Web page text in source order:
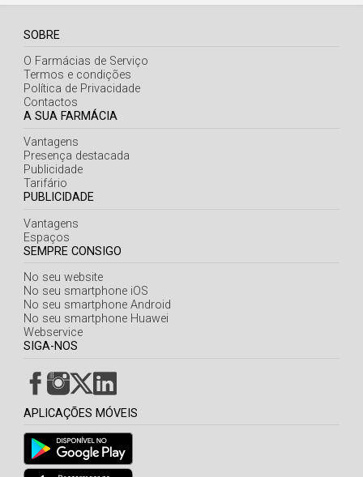
SOBRE
O Farmácias de Serviço
Termos e condições
Política de Privacidade
Contactos
A SUA FARMÁCIA
Vantagens
Presença destacada
Publicidade
Tarifário
PUBLICIDADE
Vantagens
Espaços
SEMPRE CONSIGO
No seu website
No seu smartphone iOS
No seu smartphone Android
No seu smartphone Huawei
Webservice
SIGA-NOS
APLICAÇÕES MÓVEIS